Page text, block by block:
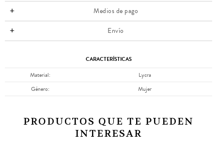
Medios de pago
Envío
CARACTERÍSTICAS
Material
Lycra
Género
Mujer
PRODUCTOS QUE TE PUEDEN
INTERESAR